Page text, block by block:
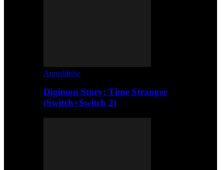
Anmeldelse
Digimon Story: Time Stranger
(Switch+Switch 2)